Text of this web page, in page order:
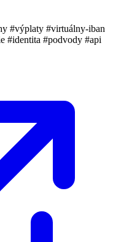
#výplaty #virtuálny-iban
#identita #podvody #api